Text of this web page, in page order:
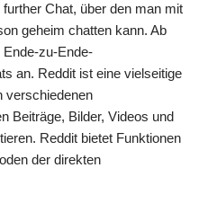
Chat, über den man mit
geheim chatten kann. Ab
zu-Ende-
an. Reddit ist eine vielseitige
verschiedenen
Beiträge, Bilder, Videos und
Reddit bietet Funktionen
der direkten